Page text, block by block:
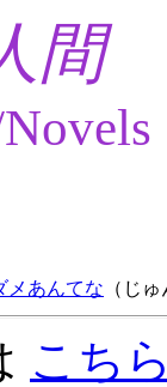
間
メあんてな （じ
こち